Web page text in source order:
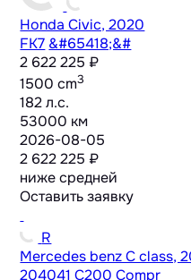
Honda Civic, 2020
FK7 &#65418;&#
2 622 225 ₽
1500 cm3
182 л.с.
53000 км
2026-08-05
2 622 225 ₽
ниже средней
Оставить заявку
R
Mercedes benz C class,
204041 C200 Compr